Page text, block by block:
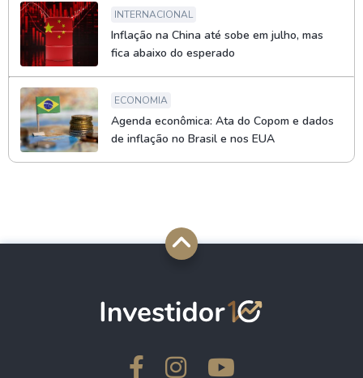
INTERNACIONAL
Inflação na China até sobe em julho, mas
fica abaixo do esperado
ECONOMIA
Agenda econômica: Ata do Copom e dados
de inflação no Brasil e nos EUA